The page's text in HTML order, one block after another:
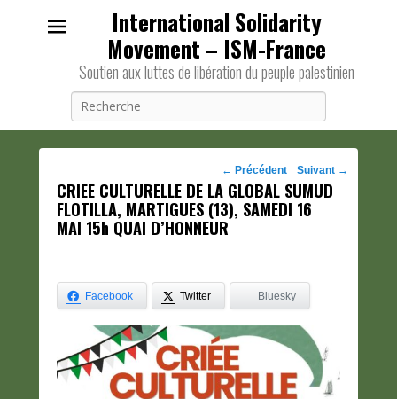
International Solidarity
Movement – ISM-France
Soutien aux luttes de libération du peuple palestinien
Navigation
des
posts
← Précédent Suivant →
CRIEE CULTURELLE DE LA GLOBAL SUMUD
FLOTILLA, MARTIGUES (13), SAMEDI 16
MAI 15h QUAI D’HONNEUR
Facebook Twitter Bluesky